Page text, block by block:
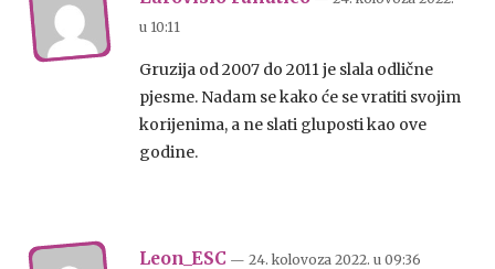
u 10:11
Gruzija od 2007 do 2011 je slala odlične
pjesme. Nadam se kako će se vratiti svojim
korijenima, a ne slati gluposti kao ove
godine.
Leon_ESC — 24. kolovoza 2022. u 09:36